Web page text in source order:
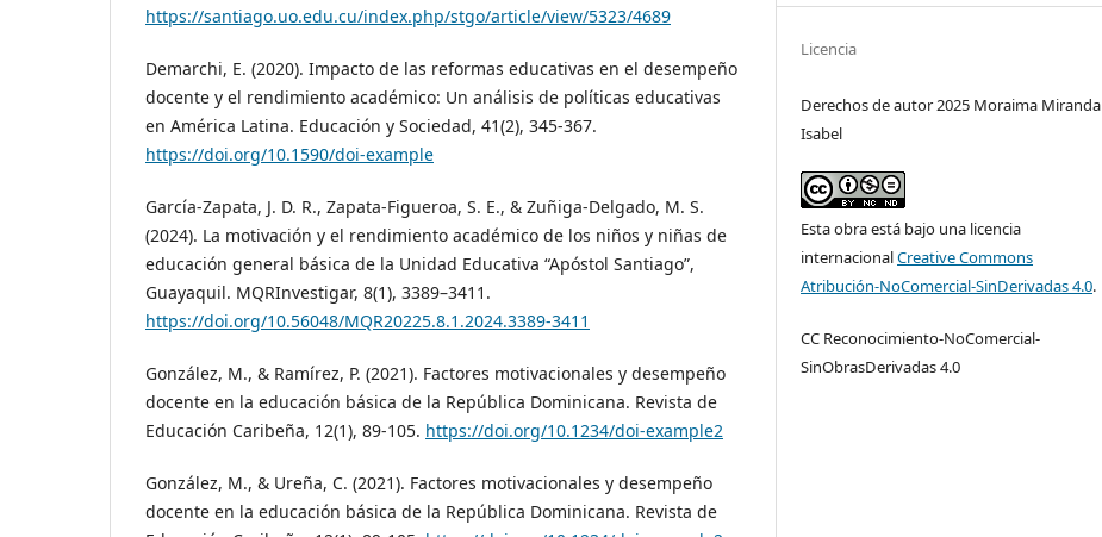
https://santiago.uo.edu.cu/index.php/stgo/article/view/5323/4689
Demarchi, E. (2020). Impacto de las reformas educativas en el desempeño
docente y el rendimiento académico: Un análisis de políticas educativas
en América Latina. Educación y Sociedad, 41(2), 345-367.
https://doi.org/10.1590/doi-example
García-Zapata, J. D. R., Zapata-Figueroa, S. E., & Zuñiga-Delgado, M. S.
(2024). La motivación y el rendimiento académico de los niños y niñas de
educación general básica de la Unidad Educativa “Apóstol Santiago”,
Guayaquil. MQRInvestigar, 8(1), 3389–3411.
https://doi.org/10.56048/MQR20225.8.1.2024.3389-3411
González, M., & Ramírez, P. (2021). Factores motivacionales y desempeño
docente en la educación básica de la República Dominicana. Revista de
Educación Caribeña, 12(1), 89-105. https://doi.org/10.1234/doi-example2
González, M., & Ureña, C. (2021). Factores motivacionales y desempeño
docente en la educación básica de la República Dominicana. Revista de
Licencia
Derechos de autor 2025 Moraima Miranda
Isabel
Esta obra está bajo una licencia
internacionalCreative Commons
Atribución-NoComercial-SinDerivadas 4.0.
CC Reconocimiento-NoComercial-
SinObrasDerivadas 4.0